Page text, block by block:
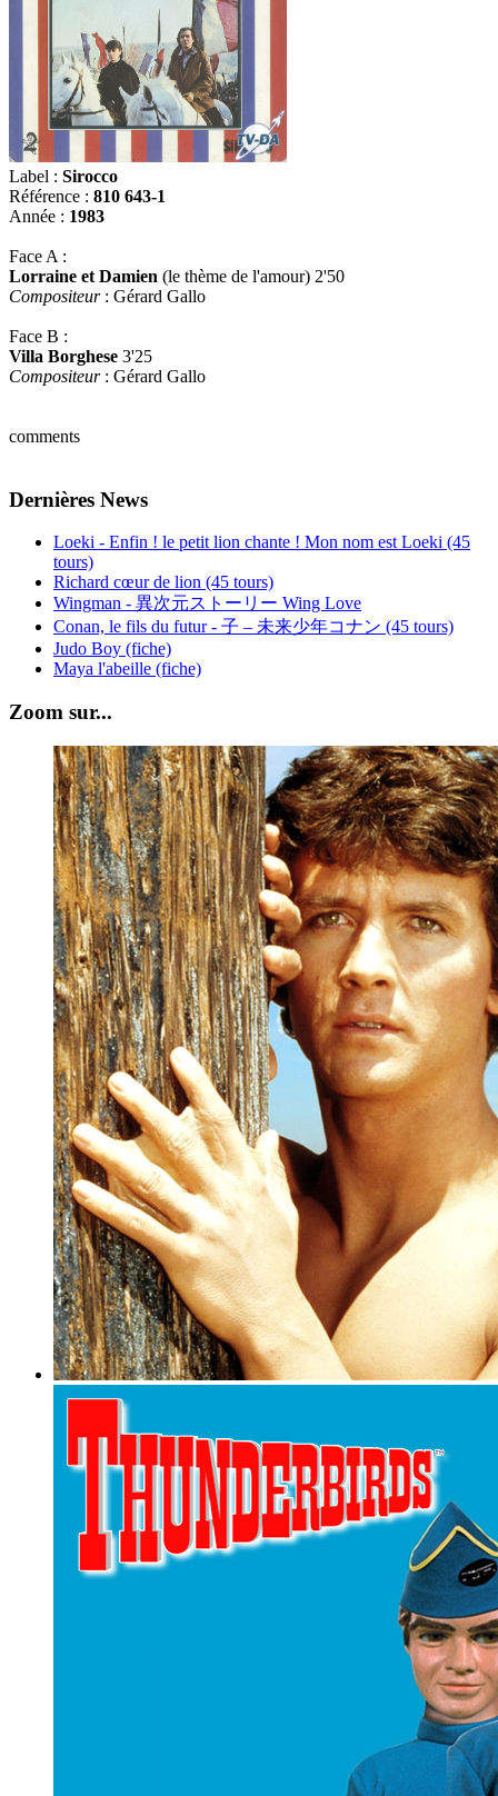
Label : Sirocco
Référence : 810 643-1
Année : 1983
Face A :
Lorraine et Damien (le thème de l'amour) 2'50
Compositeur: Gérard Gallo
Face B :
Villa Borghese 3'25
Compositeur: Gérard Gallo
comments
Dernières News
Loeki - Enfin ! le petit lion chante ! Mon nom est Loeki (45
tours)
Richard cœur de lion (45 tours)
Wingman - 異次元ストーリー Wing Love
Conan, le fils du futur - 子 – 未来少年コナン (45 tours)
Judo Boy (fiche)
Maya l'abeille (fiche)
Zoom sur...